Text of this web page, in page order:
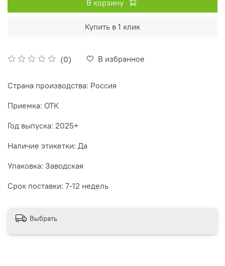
(0) В избранное
В корзину
Купить в 1 клик
Страна производства: Россия
Приемка: ОТК
Год выпуска: 2025+
Наличие этикетки: Да
Упаковка: Заводская
Срок поставки: 7-12 недель
Выбрать